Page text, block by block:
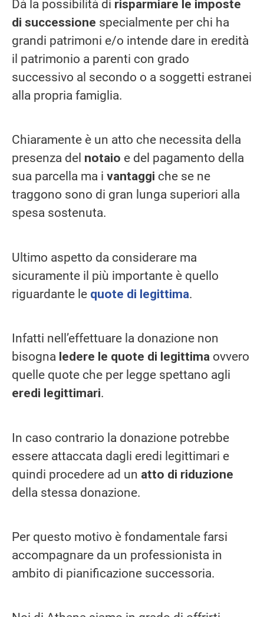
Dà la possibilità di risparmiare le imposte
di successione specialmente per chi ha
grandi patrimoni e/o intende dare in eredità
il patrimonio a parenti con grado
successivo al secondo o a soggetti estranei
alla propria famiglia.
Chiaramente è un atto che necessita della
presenza del notaio e del pagamento della
sua parcella ma i vantaggi che se ne
traggono sono di gran lunga superiori alla
spesa sostenuta.
Ultimo aspetto da considerare ma
sicuramente il più importante è quello
riguardante le quote di legittima.
Infatti nell’effettuare la donazione non
bisogna ledere le quote di legittima ovvero
quelle quote che per legge spettano agli
eredi legittimari.
In caso contrario la donazione potrebbe
essere attaccata dagli eredi legittimari e
quindi procedere ad un atto di riduzione
della stessa donazione.
Per questo motivo è fondamentale farsi
accompagnare da un professionista in
ambito di pianificazione successoria.